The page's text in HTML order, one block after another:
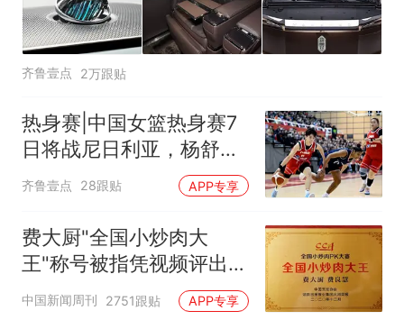
齐鲁壹点 2万跟贴
热身赛|中国女篮热身赛7
日将战尼日利亚，杨舒予
有望出战
齐鲁壹点 28跟贴 APP专享
费大厨"全国小炒肉大
王"称号被指凭视频评出
官方回应
中国新闻周刊 2751跟贴 APP专享